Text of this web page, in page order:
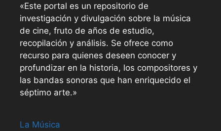
«Este portal es un repositorio de
investigación y divulgación sobre la música
de cine, fruto de años de estudio,
recopilación y análisis. Se ofrece como
recurso para quienes deseen conocer y
profundizar en la historia, los compositores y
las bandas sonoras que han enriquecido el
séptimo arte.»
La Música